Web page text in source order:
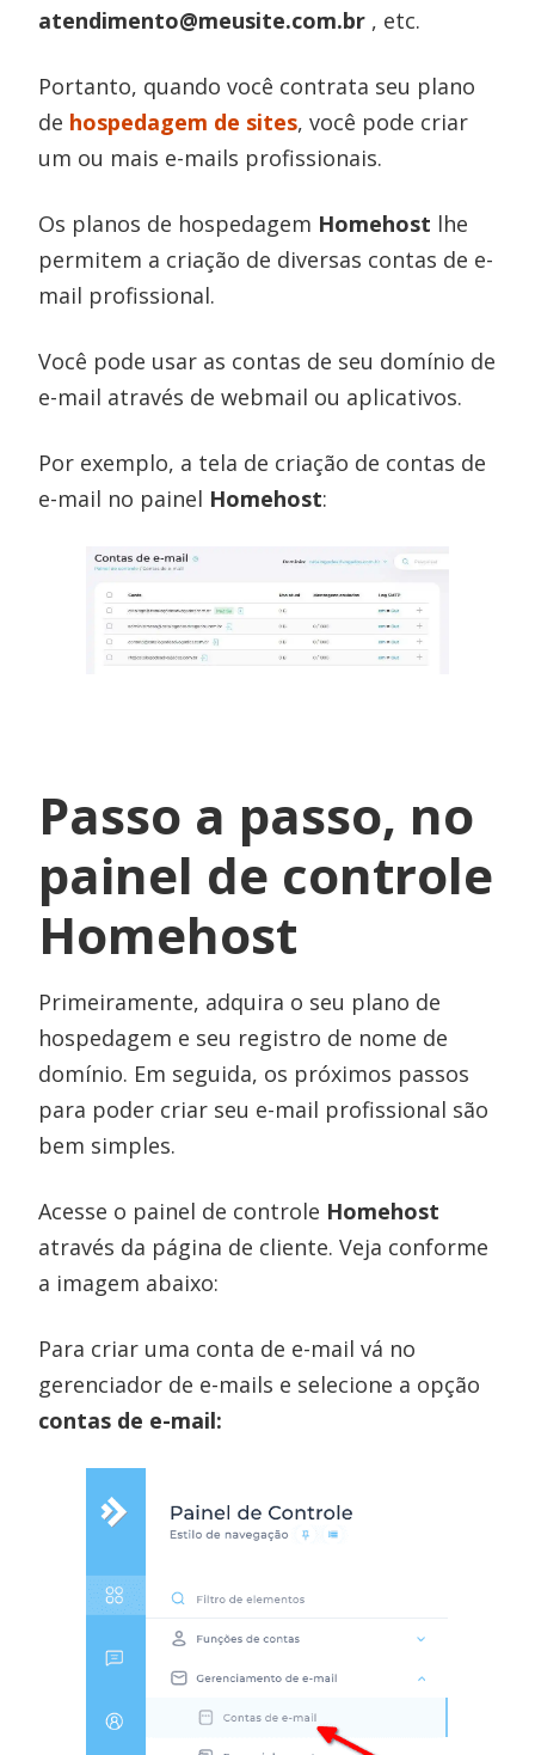
atendimento@meusite.com.br , etc.
Portanto, quando você contrata seu plano
de hospedagem de sites, você pode criar
um ou mais e-mails profissionais.
Os planos de hospedagem Homehost lhe
permitem a criação de diversas contas de e-
mail profissional.
Você pode usar as contas de seu domínio de
e-mail através de webmail ou aplicativos.
Por exemplo, a tela de criação de contas de
e-mail no painel Homehost:
Passo a passo, no
painel de controle
Homehost
Primeiramente, adquira o seu plano de
hospedagem e seu registro de nome de
domínio. Em seguida, os próximos passos
para poder criar seu e-mail profissional são
bem simples.
Acesse o painel de controle Homehost
através da página de cliente. Veja conforme
a imagem abaixo:
Para criar uma conta de e-mail vá no
gerenciador de e-mails e selecione a opção
contas de e-mail: